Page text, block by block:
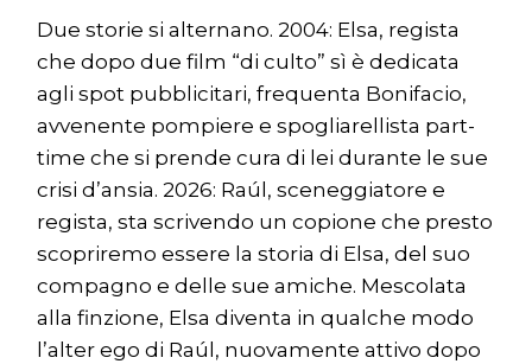
Due storie si alternano. 2004: Elsa, regista
che dopo due film “di culto” sì è dedicata
agli spot pubblicitari, frequenta Bonifacio,
avvenente pompiere e spogliarellista part-
time che si prende cura di lei durante le sue
crisi d’ansia. 2026: Raúl, sceneggiatore e
regista, sta scrivendo un copione che presto
scopriremo essere la storia di Elsa, del suo
compagno e delle sue amiche. Mescolata
alla finzione, Elsa diventa in qualche modo
l’alter ego di Raúl, nuovamente attivo dopo